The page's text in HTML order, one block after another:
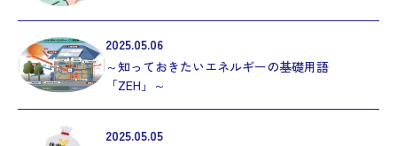
2025.05.06
～知っておきたいエネルギーの基礎用語
「ZEH」～
2025.05.05